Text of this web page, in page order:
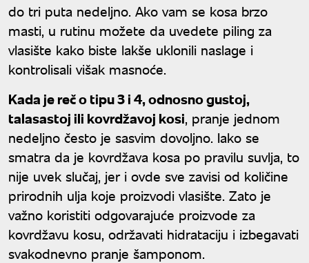
do tri puta nedeljno. Ako vam se kosa brzo
masti, u rutinu možete da uvedete piling za
vlasište kako biste lakše uklonili naslage i
kontrolisali višak masnoće.
Kada je reč o tipu 3 i 4, odnosno gustoj,
talasastoj ili kovrdžavoj kosi, pranje jednom
nedeljno često je sasvim dovoljno. Iako se
smatra da je kovrdžava kosa po pravilu suvlja, to
nije uvek slučaj, jer i ovde sve zavisi od količine
prirodnih ulja koje proizvodi vlasište. Zato je
važno koristiti odgovarajuće proizvode za
kovrdžavu kosu, održavati hidrataciju i izbegavati
svakodnevno pranje šamponom.